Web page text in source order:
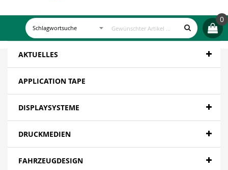
0
AKTUELLES
APPLICATION TAPE
DISPLAYSYSTEME
DRUCKMEDIEN
FAHRZEUGDESIGN